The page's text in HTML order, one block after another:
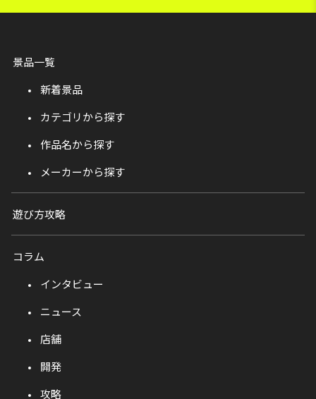
景品一覧
新着景品
カテゴリから探す
作品名から探す
メーカーから探す
遊び方攻略
コラム
インタビュー
ニュース
店舗
開発
攻略